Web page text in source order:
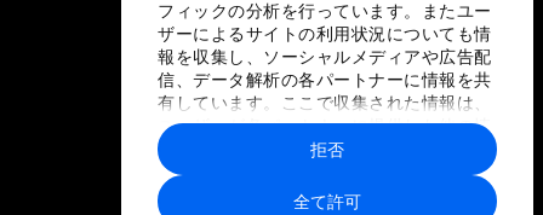
フィックの分析を行っています。またユー
ザーによるサイトの利用状況についても情
報を収集し、ソーシャルメディアや広告配
信、データ解析の各パートナーに情報を共
有しています。ここで収集された情報は、
ユーザーが各パートナーに提供した他の情
報や各パートナーのサービスを使用した際
に収集された情報と組み合わされ、各パー
トナーによって使用されることがありま
全て許可
拒否